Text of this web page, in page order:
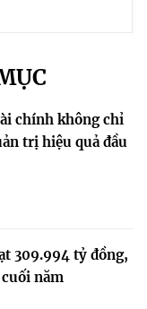
chính không chỉ
trị hiệu quả đầu
309.994 tỷ đồng,
năm